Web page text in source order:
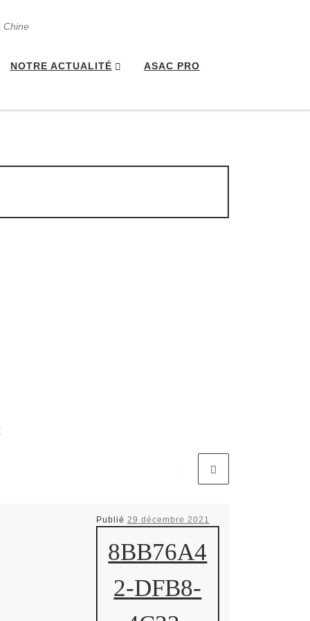
Chine
NOTRE ACTUALITÉ ASAC PRO
Publié 29 décembre 2021
8BB76A4
2-DFB8-